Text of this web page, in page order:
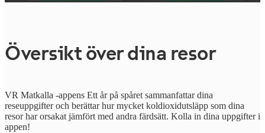
Översikt över dina resor
VR Matkalla -appens Ett år på spåret sammanfattar dina
reseuppgifter och berättar hur mycket koldioxidutsläpp som dina
resor har orsakat jämfört med andra färdsätt. Kolla in dina uppgifter i
appen!